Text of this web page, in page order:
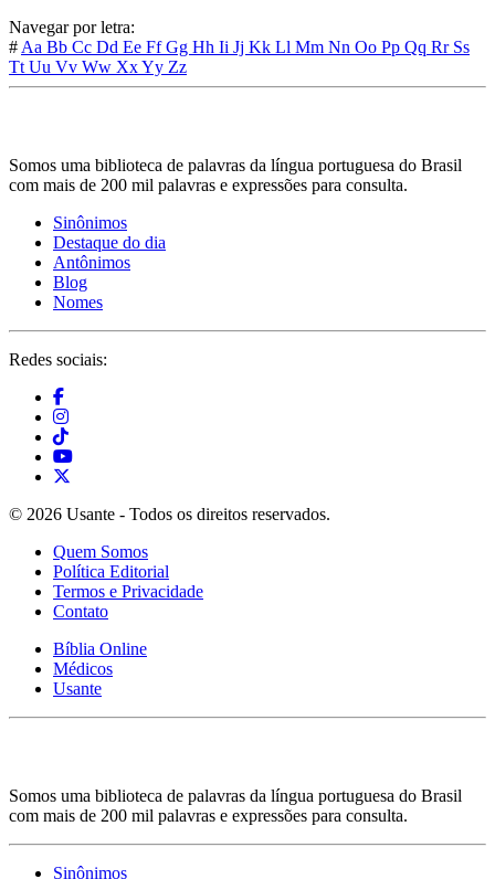
Navegar por letra:
# Aa Bb Cc Dd Ee FfGg Hh Ii Jj Kk Ll Mm Nn Oo Pp Qq Rr Ss
Tt Uu Vv Ww XxYy Zz
Somos uma biblioteca de palavras da língua portuguesa do Brasil
com mais de 200 mil palavras e expressões para consulta.
Sinônimos
Destaque do dia
Antônimos
Blog
Nomes
Redes sociais:
© 2026 Usante - Todos os direitos reservados.
Quem Somos
Política Editorial
Termos e Privacidade
Contato
Bíblia Online
Médicos
Usante
Somos uma biblioteca de palavras da língua portuguesa do Brasil
com mais de 200 mil palavras e expressões para consulta.
Sinônimos